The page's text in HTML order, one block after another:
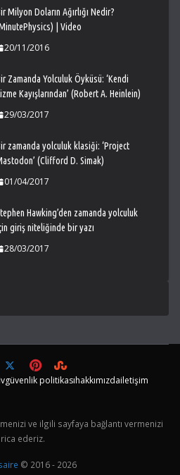
Milyon Doların Ağırlığı Nedir?
| Video
20/11/2016
Zamanda Yolculuk Öyküsü: ‘Kendi
Kayışlarından’ (Robert A. Heinlein)
29/03/2017
zamanda yolculuk klasiği: ‘Project
(Clifford D. Simak)
01/04/2017
Hawking’den zamanda yolculuk
giriş niteliğinde bir yazı
28/03/2017
güvenlik politikasıhakkımızdailetişim
ve ilgili sayfaya bağlantı vermenizi
rica ederiz.
© 2016 - 2026